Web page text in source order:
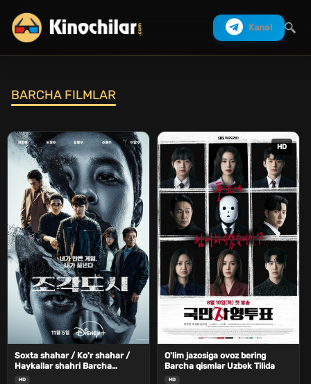
Kanal
BARCHA FILMLAR
Soxta shahar / Ko'r shahar /
Haykallar shahri Barcha
qismlar Uzbek Tilida
HD
HD
O'lim jazosiga ovoz bering
Barcha qismlar Uzbek Tilida
HD